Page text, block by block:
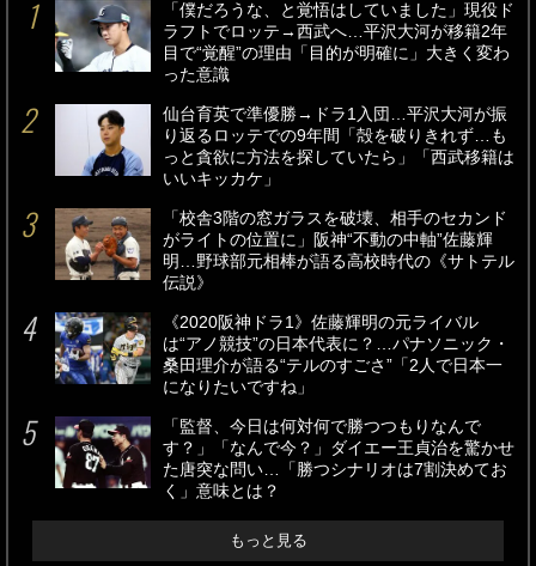
「僕だろうな、と覚悟はしていました」現役ド
ラフトでロッテ→西武へ…平沢大河が移籍2年
目で“覚醒”の理由「目的が明確に」大きく変わ
った意識
仙台育英で準優勝→ドラ1入団…平沢大河が振
り返るロッテでの9年間「殻を破りきれず…も
っと貪欲に方法を探していたら」「西武移籍は
いいキッカケ」
「校舎3階の窓ガラスを破壊、相手のセカンド
がライトの位置に」阪神“不動の中軸”佐藤輝
明…野球部元相棒が語る高校時代の《サトテル
伝説》
《2020阪神ドラ1》佐藤輝明の元ライバル
は“アノ競技”の日本代表に？…パナソニック・
桑田理介が語る“テルのすごさ”「2人で日本一
になりたいですね」
「監督、今日は何対何で勝つつもりなんで
す？」「なんで今？」ダイエー王貞治を驚かせ
た唐突な問い…「勝つシナリオは7割決めてお
く」意味とは？
もっと見る